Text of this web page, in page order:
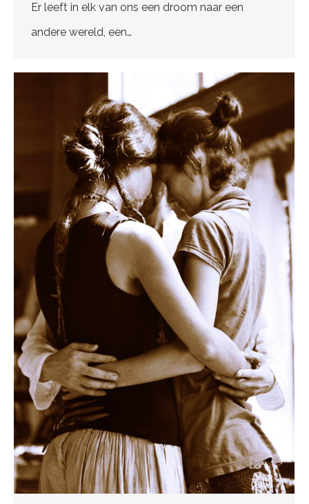
Er leeft in elk van ons een droom naar een
andere wereld, een…